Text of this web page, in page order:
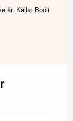
år. Källa: Booli